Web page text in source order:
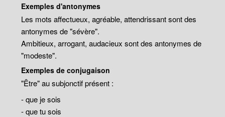
Exemples d'antonymes
Les mots affectueux, agréable, attendrissant sont des
antonymes de "sévère".
Ambitieux, arrogant, audacieux sont des antonymes de
"modeste".
Exemples de conjugaison
"Être" au subjonctif présent :
- que je sois
- que tu sois